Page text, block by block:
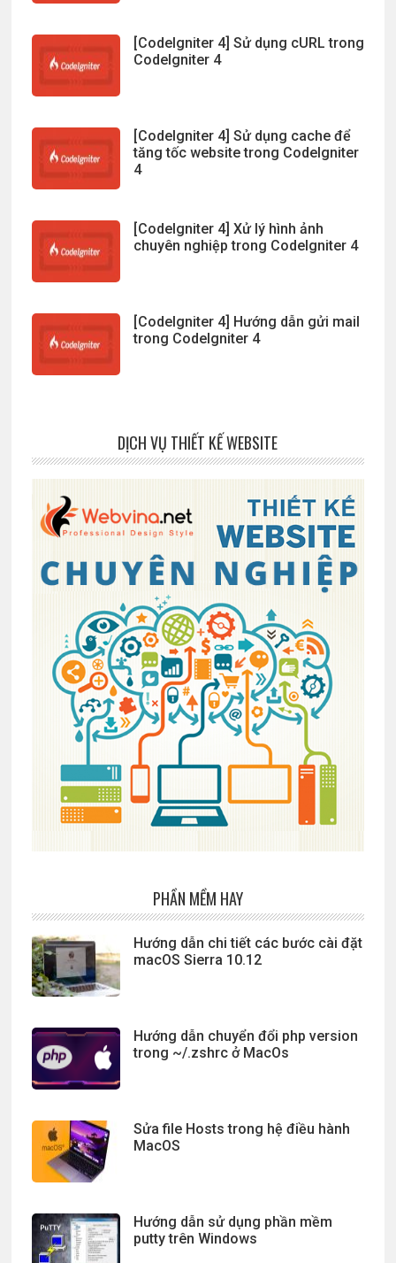
[CodeIgniter 4] Sử dụng cURL trong
CodeIgniter 4
[CodeIgniter 4] Sử dụng cache để
tăng tốc website trong CodeIgniter
4
[CodeIgniter 4] Xử lý hình ảnh
chuyên nghiệp trong CodeIgniter 4
[CodeIgniter 4] Hướng dẫn gửi mail
trong CodeIgniter 4
DỊCH VỤ THIẾT KẾ WEBSITE
PHẦN MỀM HAY
Hướng dẫn chi tiết các bước cài đặt
macOS Sierra 10.12
Hướng dẫn chuyển đổi php version
trong ~/.zshrc ở MacOs
Sửa file Hosts trong hệ điều hành
MacOS
Hướng dẫn sử dụng phần mềm
putty trên Windows